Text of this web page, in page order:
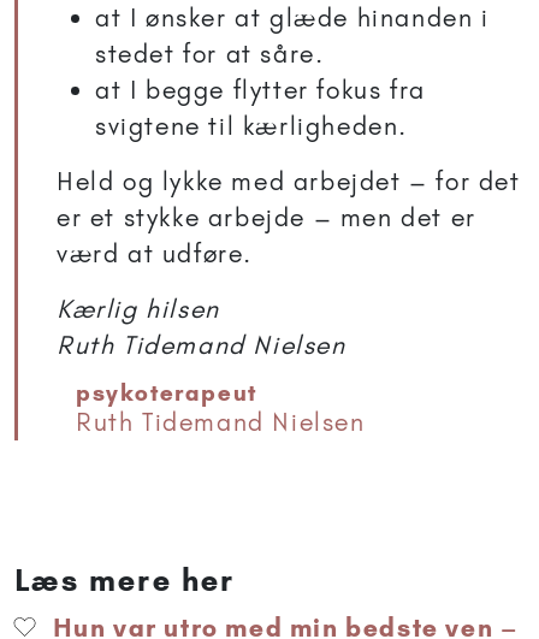
at I ønsker at glæde hinanden i
stedet for at såre.
at I begge flytter fokus fra
svigtene til kærligheden.
Held og lykke med arbejdet – for det
er et stykke arbejde – men det er
værd at udføre.
Kærlig hilsen
Ruth Tidemand Nielsen
psykoterapeut
Ruth Tidemand Nielsen
Læs mere her
Hun var utro med min bedste ven –